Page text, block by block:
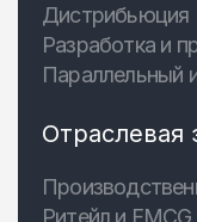
Дистрибьюция
Разработка и
Параллельный
Отраслевая
Ритейл и FMCG